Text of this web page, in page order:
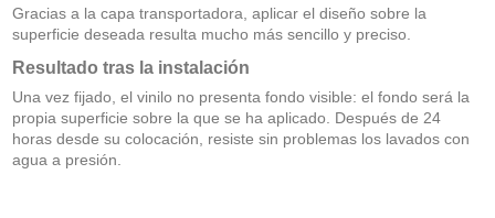
Gracias a la capa transportadora, aplicar el diseño sobre la
superficie deseada resulta mucho más sencillo y preciso.
Resultado tras la instalación
Una vez fijado, el vinilo no presenta fondo visible: el fondo será la
propia superficie sobre la que se ha aplicado. Después de 24
horas desde su colocación, resiste sin problemas los lavados con
agua a presión.